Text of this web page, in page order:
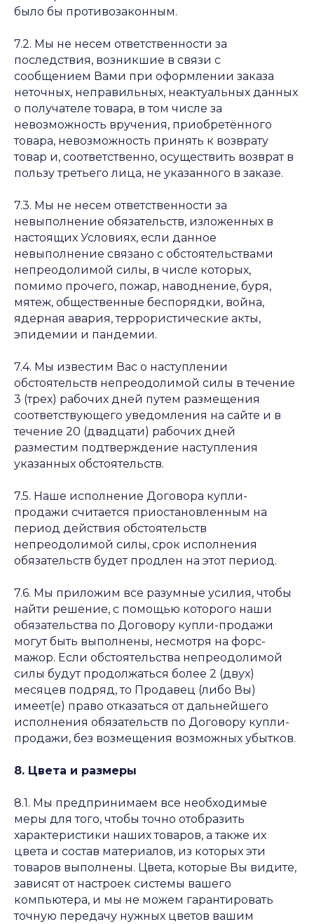
было бы противозаконным.
7.2. Мы не несем ответственности за
последствия, возникшие в связи с
сообщением Вами при оформлении заказа
неточных, неправильных, неактуальных данных
о получателе товара, в том числе за
невозможность вручения, приобретённого
товара, невозможность принять к возврату
товар и, соответственно, осуществить возврат в
пользу третьего лица, не указанного в заказе.
7.3. Мы не несем ответственности за
невыполнение обязательств, изложенных в
настоящих Условиях, если данное
невыполнение связано с обстоятельствами
непреодолимой силы, в числе которых,
помимо прочего, пожар, наводнение, буря,
мятеж, общественные беспорядки, война,
ядерная авария, террористические акты,
эпидемии и пандемии.
7.4. Мы известим Вас о наступлении
обстоятельств непреодолимой силы в течение
3 (трех) рабочих дней путем размещения
соответствующего уведомления на сайте и в
течение 20 (двадцати) рабочих дней
разместим подтверждение наступления
указанных обстоятельств.
7.5. Наше исполнение Договора купли-
продажи считается приостановленным на
период действия обстоятельств
непреодолимой силы, срок исполнения
обязательств будет продлен на этот период.
7.6. Мы приложим все разумные усилия, чтобы
найти решение, с помощью которого наши
обязательства по Договору купли-продажи
могут быть выполнены, несмотря на форс-
мажор. Если обстоятельства непреодолимой
силы будут продолжаться более 2 (двух)
месяцев подряд, то Продавец (либо Вы)
имеет(е) право отказаться от дальнейшего
исполнения обязательств по Договору купли-
продажи, без возмещения возможных убытков.
8. Цвета и размеры
8.1. Мы предпринимаем все необходимые
меры для того, чтобы точно отобразить
характеристики наших товаров, а также их
цвета и состав материалов, из которых эти
товаров выполнены. Цвета, которые Вы видите,
зависят от настроек системы вашего
компьютера, и мы не можем гарантировать
точную передачу нужных цветов вашим